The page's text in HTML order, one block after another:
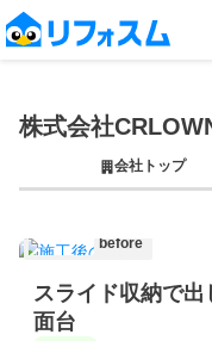
株式会社
会社トップ
before
スライド収納で
面台